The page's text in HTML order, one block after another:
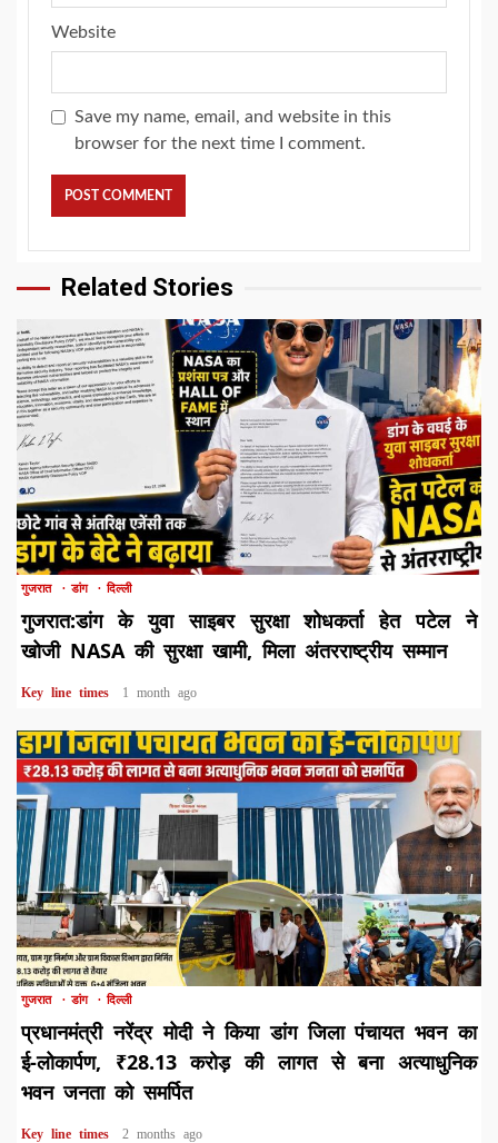
Website
Save my name, email, and website in this
browser for the next time I comment.
Related Stories
1 min read
गुजरात डांग दिल्ली
गुजरात:डांग के युवा साइबर सुरक्षा शोधकर्ता हेत पटेल ने
खोजी NASA की सुरक्षा खामी, मिला अंतरराष्ट्रीय सम्मान
Key line times 1 month ago
1 min read
गुजरात डांग दिल्ली
प्रधानमंत्री नरेंद्र मोदी ने किया डांग जिला पंचायत भवन का
ई-लोकार्पण, ₹28.13 करोड़ की लागत से बना अत्याधुनिक
भवन जनता को समर्पित
Key line times 2 months ago